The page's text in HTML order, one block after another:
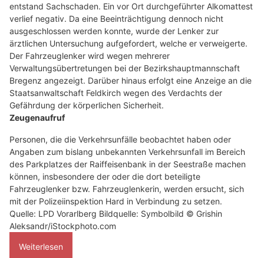
entstand Sachschaden. Ein vor Ort durchgeführter Alkomattest
verlief negativ. Da eine Beeinträchtigung dennoch nicht
ausgeschlossen werden konnte, wurde der Lenker zur
ärztlichen Untersuchung aufgefordert, welche er verweigerte.
Der Fahrzeuglenker wird wegen mehrerer
Verwaltungsübertretungen bei der Bezirkshauptmannschaft
Bregenz angezeigt. Darüber hinaus erfolgt eine Anzeige an die
Staatsanwaltschaft Feldkirch wegen des Verdachts der
Gefährdung der körperlichen Sicherheit.
Zeugenaufruf
Personen, die die Verkehrsunfälle beobachtet haben oder
Angaben zum bislang unbekannten Verkehrsunfall im Bereich
des Parkplatzes der Raiffeisenbank in der Seestraße machen
können, insbesondere der oder die dort beteiligte
Fahrzeuglenker bzw. Fahrzeuglenkerin, werden ersucht, sich
mit der Polizeiinspektion Hard in Verbindung zu setzen.
Quelle: LPD Vorarlberg Bildquelle: Symbolbild © Grishin
Aleksandr/iStockphoto.com
Weiterlesen